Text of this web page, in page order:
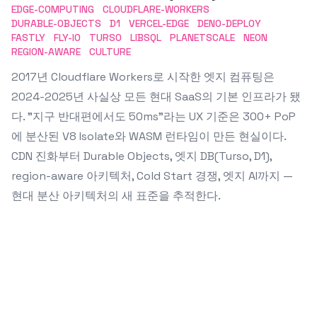
EDGE-COMPUTING
CLOUDFLARE-WORKERS
DURABLE-OBJECTS
D1 VERCEL-EDGE
DENO-DEPLOY
FASTLY
FLY-IO TURSO LIBSQL PLANETSCALE
NEON
REGION-AWARE
CULTURE
2017년 Cloudflare Workers로 시작한 엣지 컴퓨팅은
2024-2025년 사실상 모든 현대 SaaS의 기본 인프라가 됐
다. "지구 반대편에서도 50ms"라는 UX 기준은 300+ PoP
에 분산된 V8 Isolate와 WASM 런타임이 만든 현실이다.
CDN 진화부터 Durable Objects, 엣지 DB(Turso, D1),
region-aware 아키텍처, Cold Start 경쟁, 엣지 AI까지 —
현대 분산 아키텍처의 새 표준을 추적한다.